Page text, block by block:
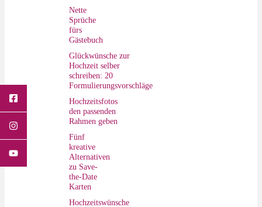
Nette
Sprüche
fürs
Gästebuch
Glückwünsche zur
Hochzeit selber
schreiben: 20
Formulierungsvorschläge
Hochzeitsfotos
den passenden
Rahmen geben
Fünf
kreative
Alternativen
zu Save-
the-Date
Karten
Hochzeitswünsche